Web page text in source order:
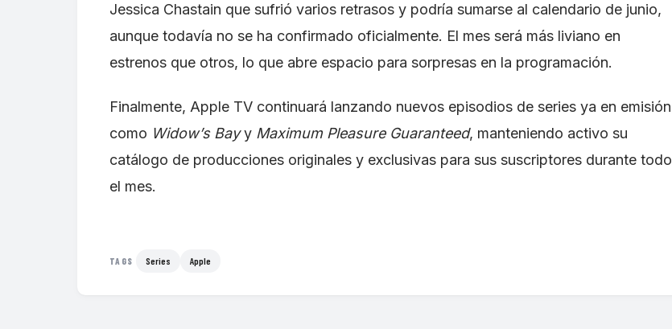
Jessica Chastain que sufrió varios retrasos y podría sumarse al calendario de junio,
aunque todavía no se ha confirmado oficialmente. El mes será más liviano en
estrenos que otros, lo que abre espacio para sorpresas en la programación.
Finalmente, Apple TV continuará lanzando nuevos episodios de series ya en emisión
como Widow’s Bayy Maximum Pleasure Guaranteed, manteniendo activo su
catálogo de producciones originales y exclusivas para sus suscriptores durante todo
el mes.
TAGS Series Apple